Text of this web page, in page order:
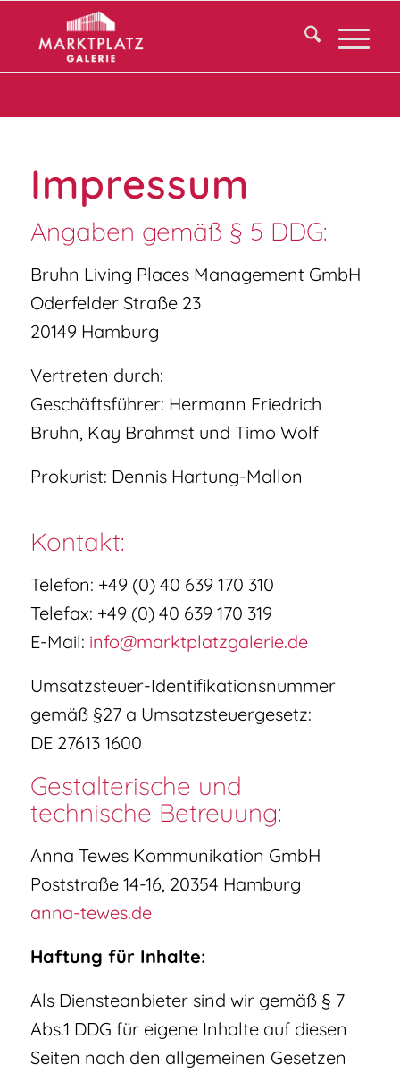
Impressum
Angaben gemäß § 5 DDG:
Bruhn Living Places Management GmbH
Oderfelder Straße 23
20149 Hamburg
Vertreten durch:
Geschäftsführer: Hermann Friedrich
Bruhn, Kay Brahmst und Timo Wolf
Prokurist: Dennis Hartung-Mallon
Kontakt:
Telefon: +49 (0) 40 639 170 310
Telefax: +49 (0) 40 639 170 319
E-Mail: info@marktplatzgalerie.de
Umsatzsteuer-Identifikationsnummer
gemäß §27 a Umsatzsteuergesetz:
DE 27613 1600
Gestalterische und
technische Betreuung:
Anna Tewes Kommunikation GmbH
Poststraße 14-16, 20354 Hamburg
anna-tewes.de
Haftung für Inhalte:
Als Diensteanbieter sind wir gemäß § 7
Abs.1 DDG für eigene Inhalte auf diesen
Seiten nach den allgemeinen Gesetzen